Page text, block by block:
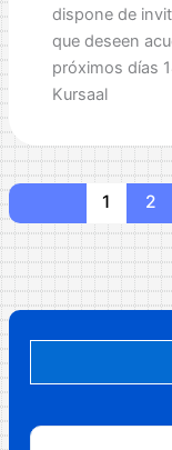
dispone de
que deseen
próximos días
Kursaal
1 2